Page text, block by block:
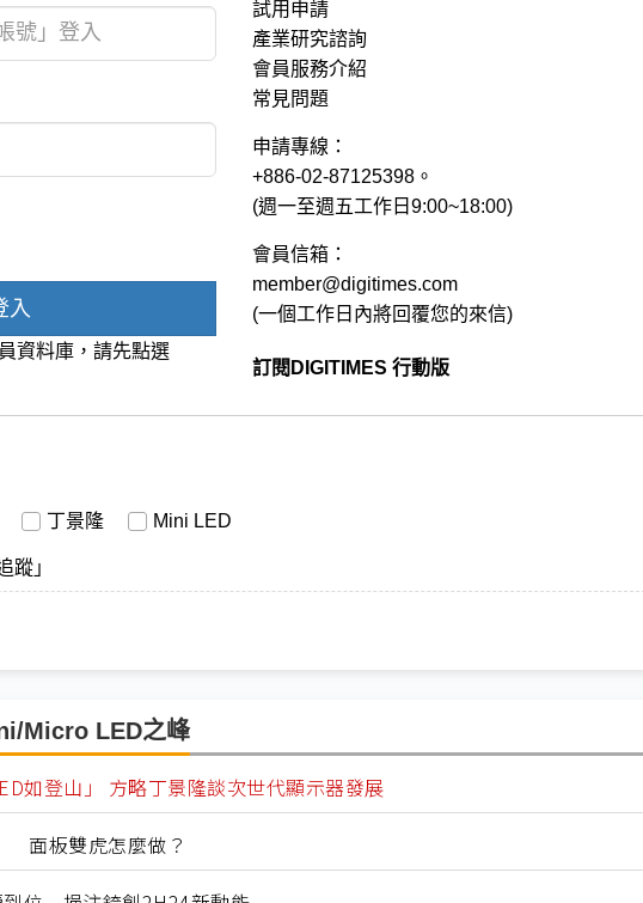
入
資料庫，請先點選
試用申請
產業研究諮詢
會員服務介紹
常見問題
申請專線：
+886-02-87125398。
(週一至週五工作日9:00~18:00)
會員信箱：
member@digitimes.com
(一個工作日內將回覆您的來信)
訂閱DIGITIMES 行動版
丁景隆 Mini LED
蹤」
Micro LED之峰
如登山」 方略丁景隆談次世代顯示器發展
面板雙虎怎麼做？